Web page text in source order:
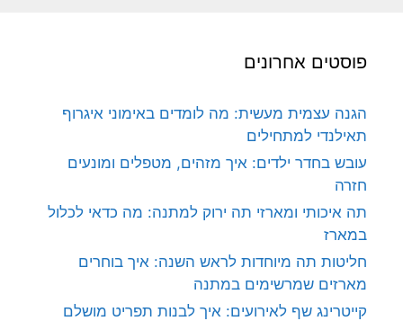
פוסטים אחרונים
הגנה עצמית מעשית: מה לומדים באימוני איגרוף
תאילנדי למתחילים
עובש בחדר ילדים: איך מזהים, מטפלים ומונעים
חזרה
תה איכותי ומארזי תה ירוק למתנה: מה כדאי לכלול
במארז
חליטות תה מיוחדות לראש השנה: איך בוחרים
מארזים שמרשימים במתנה
קייטרינג שף לאירועים: איך לבנות תפריט מושלם